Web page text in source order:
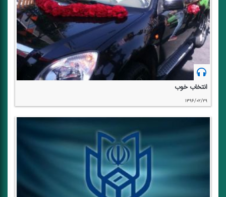
انتخاب خوب
۱۳۹۶/۰۲/۲۹